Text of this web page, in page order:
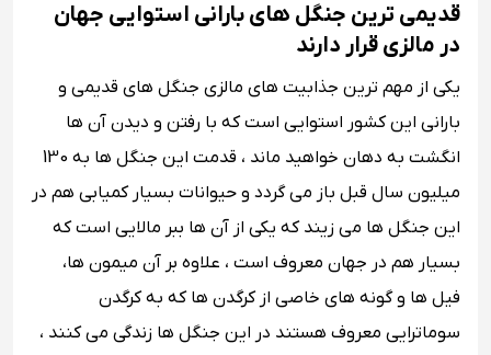
قدیمی ترین جنگل های بارانی استوایی جهان
در مالزی قرار دارند
یکی از مهم ترین جذابیت های مالزی جنگل های قدیمی و
بارانی این کشور استوایی است که با رفتن و دیدن آن ها
انگشت به دهان خواهید ماند ، قدمت این جنگل ها به 130
میلیون سال قبل باز می گردد و حیوانات بسیار کمیابی هم در
این جنگل ها می زیند که یکی از آن ها ببر مالایی است که
بسیار هم در جهان معروف است ، علاوه بر آن میمون ها،
فیل ها و گونه های خاصی از کرگدن ها که به کرگدن
سوماترایی معروف هستند در این جنگل ها زندگی می کنند ،